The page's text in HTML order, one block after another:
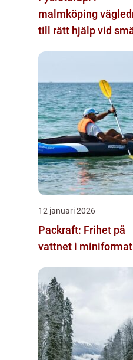
malmköping vägledning
till rätt hjälp vid
12 januari 2026
Packraft: Frihet på
vattnet i miniformat